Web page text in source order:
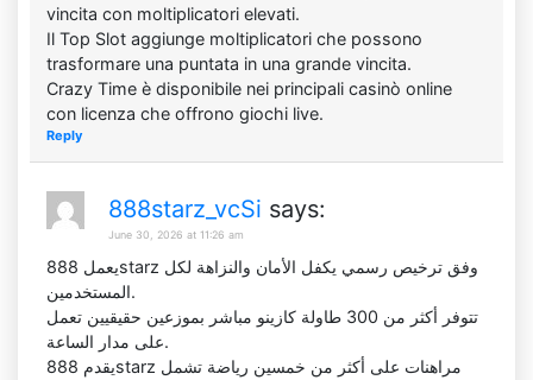
vincita con moltiplicatori elevati.
Il Top Slot aggiunge moltiplicatori che possono
trasformare una puntata in una grande vincita.
Crazy Time è disponibile nei principali casinò online
con licenza che offrono giochi live.
Reply
888starz_vcSi says:
June 30, 2026 at 11:26 am
يعمل 888starz وفق ترخيص رسمي يكفل الأمان والنزاهة لكل
المستخدمين.
تتوفر أكثر من 300 طاولة كازينو مباشر بموزعين حقيقيين تعمل
على مدار الساعة.
يقدم 888starz مراهنات على أكثر من خمسين رياضة تشمل